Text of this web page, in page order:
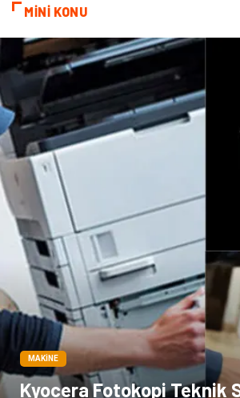
Ambalaj
Bitkisel Ürünler
Markalar Tarım &
Bilişim
İthalat İhracat
MİNİ KONU
MAKINE
Kyocera Fotokopi Teknik